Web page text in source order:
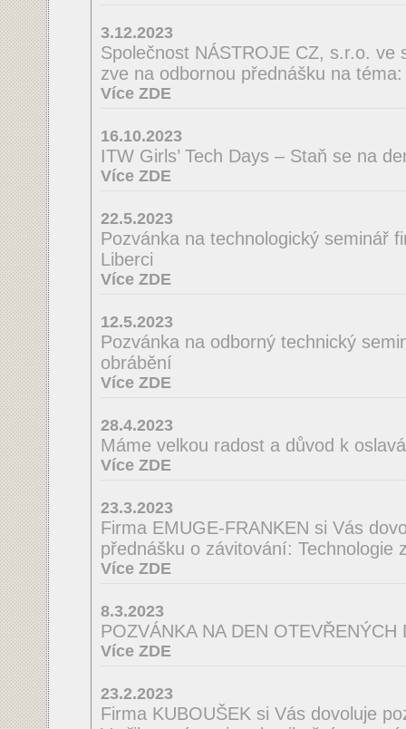
3.12.2023
Společnost NÁSTROJE CZ, s.r.o. ve
zve na odbornou přednášku na
Více ZDE
16.10.2023
ITW Girls’ Tech Days – Staň se na
Více ZDE
22.5.2023
Pozvánka na technologický seminář
Liberci
Více ZDE
12.5.2023
Pozvánka na odborný technický
obrábění
Více ZDE
28.4.2023
Máme velkou radost a důvod k
Více ZDE
23.3.2023
Firma EMUGE-FRANKEN si Vás
přednášku o závitování: Technologie
Více ZDE
8.3.2023
POZVÁNKA NA DEN OTEVŘENÝCH
Více ZDE
23.2.2023
Firma KUBOUŠEK si Vás dovoluje